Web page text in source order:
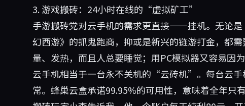
3. 游戏搬砖：24小时在线的“虚拟矿工”
手游搬砖党对云手机的需求更直接——挂机。无论
幻西游》的抓鬼跑商，抑或是新兴的链游打金，都
量、发热，而且人总要睡觉；用PC模拟器又容易因
云手机相当于一台永不关机的“云砖机”。每台云
常。蜂巢云盒承诺99.95%的可用性，意味着全年只